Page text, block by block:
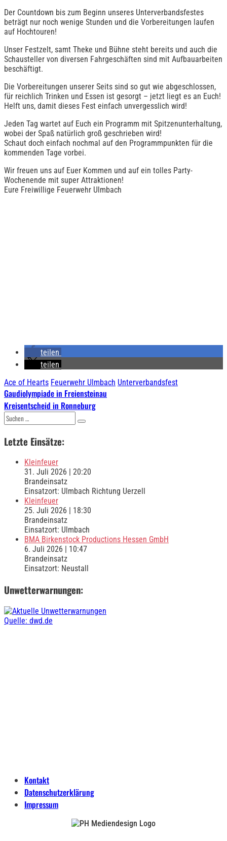
Der Countdown bis zum Beginn unseres Unterverbandsfestes
beträgt nur noch wenige Stunden und die Vorbereitungen laufen
auf Hochtouren!
Unser Festzelt, samt Theke und Bühne steht bereits und auch die
Schausteller von diversen Fahrgeschäften sind mit Aufbauarbeiten
beschäftigt.
Die Vorbereitungen unserer Seits sind so gut wie abgeschlossen,
für reichlich Trinken und Essen ist gesorgt – jetzt liegt es an Euch!
Helft uns, damit dieses Fest einfach unvergesslich wird!
Jeden Tag wartet auf Euch ein Programm mit Spitzenunterhaltung,
wobei der Spaß natürlich groß geschrieben wird!
Schaut doch einfach nochmal auf den Programmpunkten für die
kommenden Tage vorbei.
Wir freuen uns auf Euer Kommen und auf ein tolles Party-
Wochenende mit super Attraktionen!
Eure Freiwillige Feuerwehr Ulmbach
teilen
teilen
Ace of Hearts Feuerwehr Ulmbach Unterverbandsfest
Beitragsnavigation
Gaudiolympiade in Freiensteinau
Kreisentscheid in Ronneburg
Suchen
nach:
Letzte Einsätze:
Kleinfeuer
31. Juli 2026
20:20
Brandeinsatz
Einsatzort: Ulmbach Richtung Uerzell
Kleinfeuer
25. Juli 2026
18:30
Brandeinsatz
Einsatzort: Ulmbach
BMA Birkenstock Productions Hessen GmbH
6. Juli 2026
10:47
Brandeinsatz
Einsatzort: Neustall
Unwetterwarnungen:
Quelle: dwd.de
Kontakt
Datenschutzerklärung
Impressum